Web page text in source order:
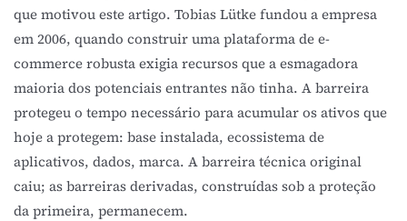
que motivou este artigo. Tobias Lütke fundou a empresa
em 2006, quando construir uma plataforma de e-
commerce robusta exigia recursos que a esmagadora
maioria dos potenciais entrantes não tinha. A barreira
protegeu o tempo necessário para acumular os ativos que
hoje a protegem: base instalada, ecossistema de
aplicativos, dados, marca. A barreira técnica original
caiu; as barreiras derivadas, construídas sob a proteção
da primeira, permanecem.